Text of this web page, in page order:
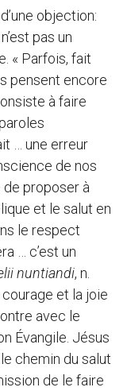
objection:
pas un
« Parfois, fait
pensent encore
à faire
… une erreur
de nos
proposer à
et le salut en
le respect
… c’est un
nuntiandi, n.
et la joie
avec le
Évangile. Jésus
chemin du salut
de le faire